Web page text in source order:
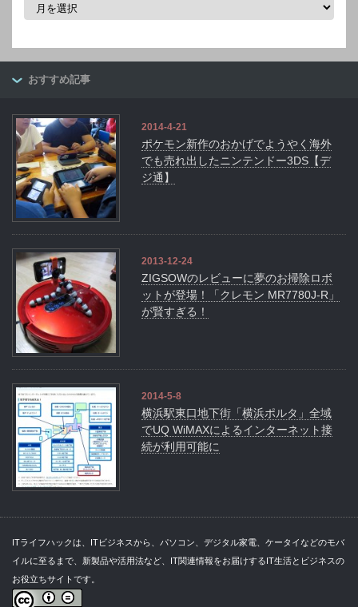
ブ
おすすめ記事
2014-4-21
ポケモン新作のおかげでようやく海外
でも売れ出したニンテンドー3DS【デ
ジ通】
2013-12-24
ZIGSOWのレビューに夢のお掃除ロボ
ットが登場！「クレモン MR7780J-R」
が賢すぎる！
2014-5-8
横浜駅東口地下街「横浜ポルタ」全域
でUQ WiMAXによるインターネット接
続が利用可能に
ITライフハックは、ITビジネスから、パソコン、デジタル家電、ケータイなどのモバ
イルに至るまで、新製品や活用法など、IT関連情報をお届けするIT生活とビジネスの
お役立ちサイトです。